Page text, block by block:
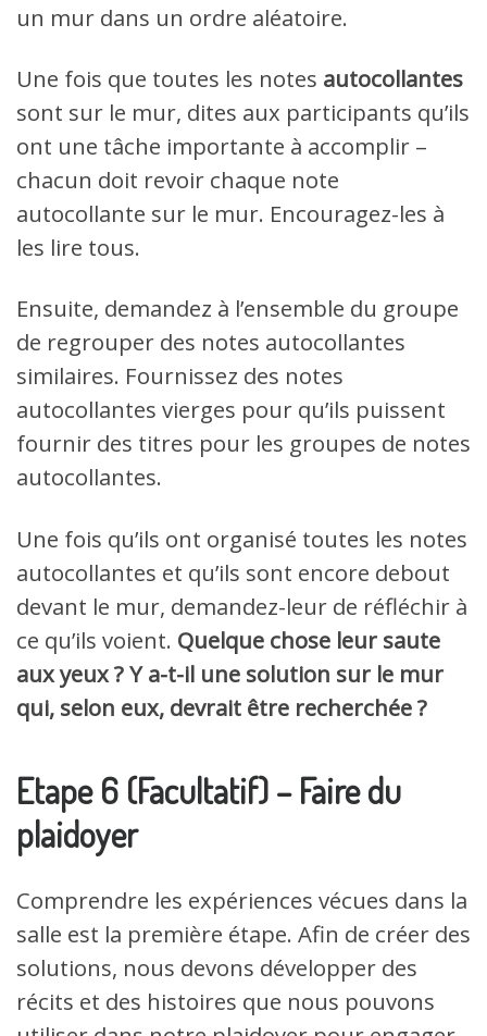
un mur dans un ordre aléatoire.
Une fois que toutes les notes autocollantes
sont sur le mur, dites aux participants qu’ils
ont une tâche importante à accomplir –
chacun doit revoir chaque note
autocollante sur le mur. Encouragez-les à
les lire tous.
Ensuite, demandez à l’ensemble du groupe
de regrouper des notes autocollantes
similaires. Fournissez des notes
autocollantes vierges pour qu’ils puissent
fournir des titres pour les groupes de notes
autocollantes.
Une fois qu’ils ont organisé toutes les notes
autocollantes et qu’ils sont encore debout
devant le mur, demandez-leur de réfléchir à
ce qu’ils voient. Quelque chose leur saute
aux yeux ? Y a-t-il une solution sur le mur
qui, selon eux, devrait être recherchée ?
Etape 6 (Facultatif) – Faire du
plaidoyer
Comprendre les expériences vécues dans la
salle est la première étape. Afin de créer des
solutions, nous devons développer des
récits et des histoires que nous pouvons